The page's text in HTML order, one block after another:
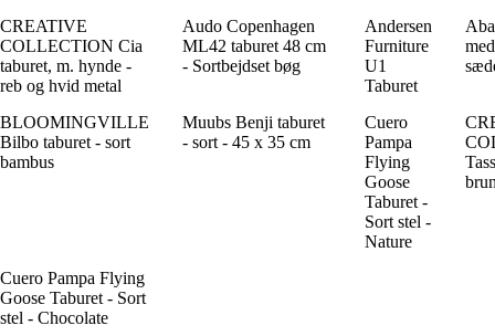
CREATIVE
COLLECTION Cia
taburet, m. hynde -
reb og hvid metal
Audo Copenhagen
ML42 taburet 48 cm
- Sortbejdset bøg
Andersen
Furniture
U1
Taburet
BLOOMINGVILLE
Bilbo taburet - sort
bambus
Muubs Benji taburet
- sort - 45 x 35 cm
Cuero
Pampa
Flying
Goose
Taburet -
Sort stel -
Nature
Cuero Pampa Flying
Goose Taburet - Sort
stel - Chocolate